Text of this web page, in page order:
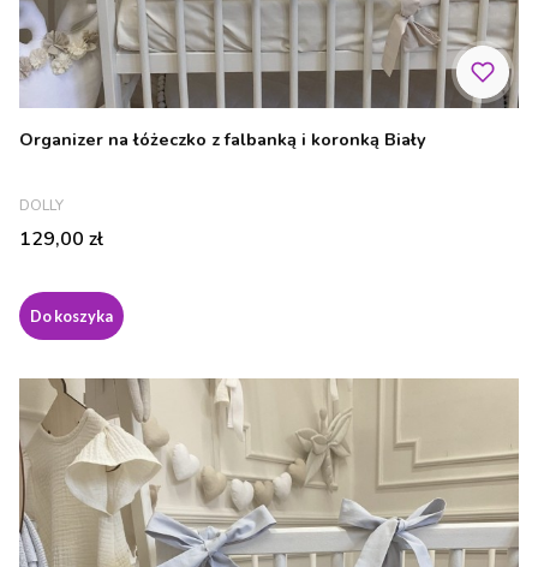
Organizer na łóżeczko z falbanką i koronką Biały
PRODUCENT
DOLLY
Cena
129,00 zł
Do koszyka